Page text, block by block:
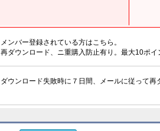
メンバー登録されている方はこちら。
再ダウンロード、ニ重購入防止有り。最大10ポイ
ダウンロード失敗時に７日間、メールに従って再